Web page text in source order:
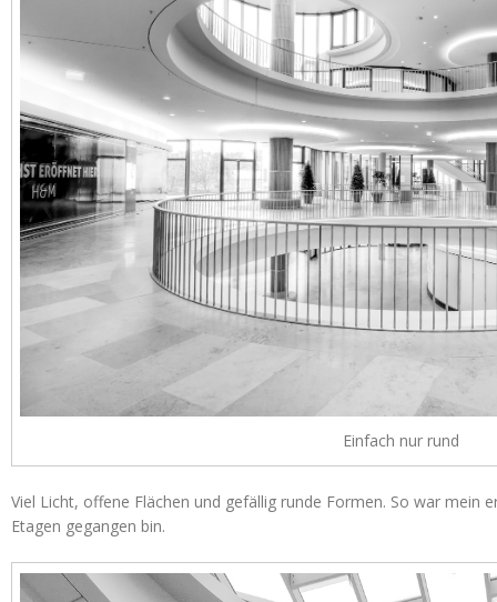
Einfach nur rund
Viel Licht, offene Flächen und gefällig runde Formen. So war mein
Etagen gegangen bin.